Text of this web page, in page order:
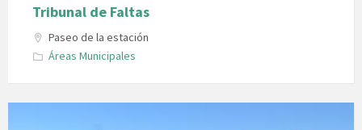
Tribunal de Faltas
Paseo de la estación
Áreas Municipales